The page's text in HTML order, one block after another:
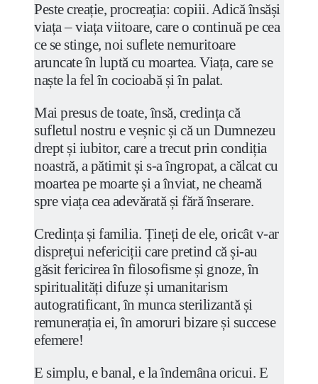
Peste creație, procreația: copiii. Adică însăși
viața – viața viitoare, care o continuă pe cea
ce se stinge, noi suflete nemuritoare
aruncate în luptă cu moartea. Viața, care se
naște la fel în cocioabă și în palat.
Mai presus de toate, însă, credința că
sufletul nostru e veșnic și că un Dumnezeu
drept și iubitor, care a trecut prin condiția
noastră, a pătimit și s-a îngropat, a călcat cu
moartea pe moarte și a înviat, ne cheamă
spre viața cea adevărată și fără înserare.
Credința și familia. Țineți de ele, oricât v-ar
disprețui nefericiții care pretind că și-au
găsit fericirea în filosofisme și gnoze, în
spiritualități difuze și umanitarism
autogratificant, în munca sterilizantă și
remunerația ei, în amoruri bizare și succese
efemere!
E simplu, e banal, e la îndemâna oricui. E